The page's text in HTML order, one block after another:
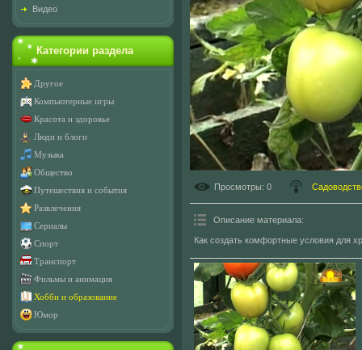
Видео
Категории раздела
Другое
Компьютерные игры
Красота и здоровье
Люди и блоги
Музыка
Общество
Путешествия и события
Развлечения
Сериалы
Спорт
Транспорт
Фильмы и анимация
Хобби и образование
Юмор
Просмотры: 0
Описание материала:
Как создать комфортные условия для